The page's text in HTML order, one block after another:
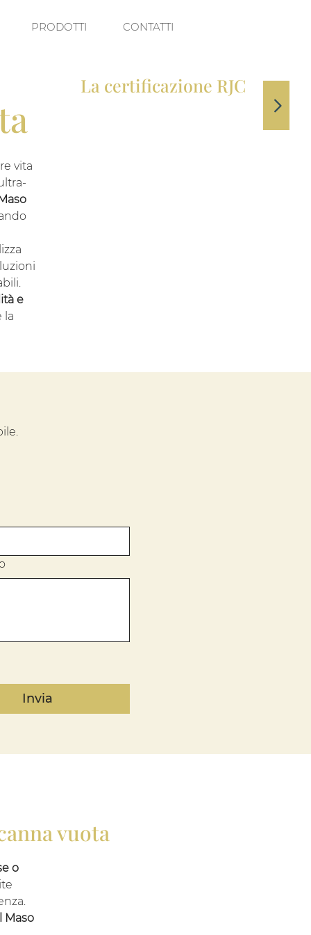
La certificazione RJC
PRODOTTI CONTATTI
vita
e
la
Invia
vuota
o
Maso